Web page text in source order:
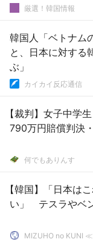
厳選！韓国情報
韓国人「ベトナム
と、日本に対する
ぶ」
カイカイ反応通信
【裁判】女子中学
790万円賠償判決
何でもありんす
【韓国】「日本は
い」 テスラやベ
MIZUHO no KUNI